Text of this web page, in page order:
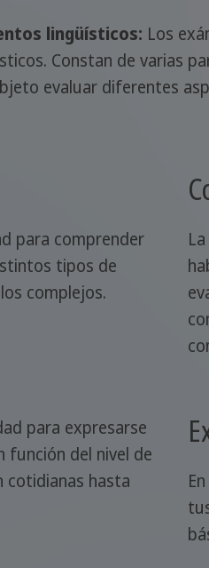
lingüísticos: Los
Constan de varias
evaluar diferentes
para comprender
tipos de
complejos.
para expresarse
función del nivel de
cotidianas hasta